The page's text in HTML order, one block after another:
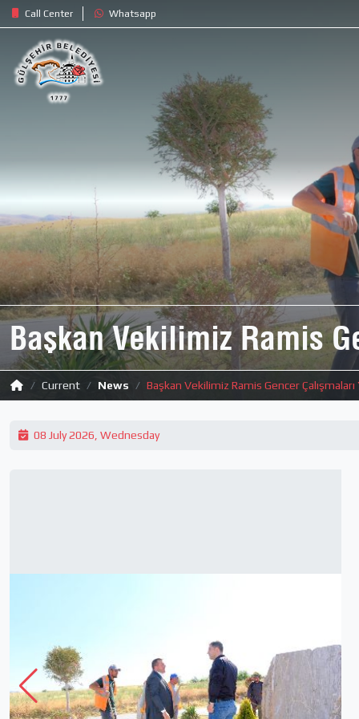
Call Center Whatsapp
Başkan Vekilimiz Ramis
Current News Başkan Vekilimiz Ramis Gencer
08 July 2026, Wednesday